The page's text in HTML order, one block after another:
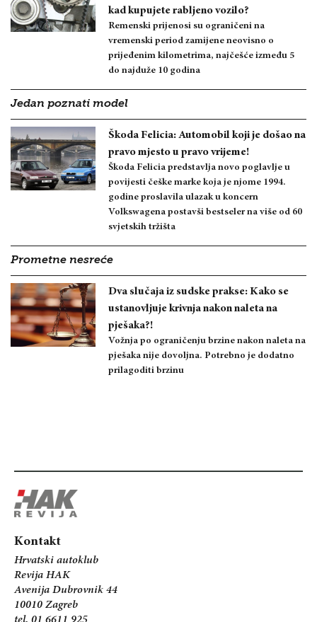
kad kupujete rabljeno vozilo?
Remenski prijenosi su ograničeni na
vremenski period zamijene neovisno o
prijeđenim kilometrima, najčešće između 5
do najduže 10 godina
Jedan poznati model
Škoda Felicia: Automobil koji je došao na
pravo mjesto u pravo vrijeme!
Škoda Felicia predstavlja novo poglavlje u
povijesti češke marke koja je njome 1994.
godine proslavila ulazak u koncern
Volkswagena postavši bestseler na više od 60
svjetskih tržišta
Prometne nesreće
Dva slučaja iz sudske prakse: Kako se
ustanovljuje krivnja nakon naleta na
pješaka?!
Vožnja po ograničenju brzine nakon naleta na
pješaka nije dovoljna. Potrebno je dodatno
prilagoditi brzinu
Kontakt
Hrvatski autoklub
Revija HAK
Avenija Dubrovnik 44
10010 Zagreb
tel. 01 6611 925